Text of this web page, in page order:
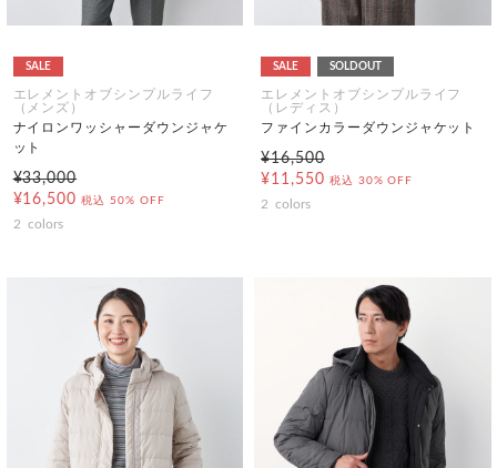
SALE
エレメントオブシンプルライフ
（メンズ）
ナイロンワッシャーダウンジャケ
ット
¥33,000
¥16,500 税込 50% OFF
2 colors
SALE SOLDOUT
エレメントオブシンプルライフ
（レディス）
ファインカラーダウンジャケット
¥16,500
¥11,550 税込 30% OFF
2 colors